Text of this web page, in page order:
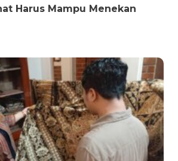
Harus Mampu Menekan